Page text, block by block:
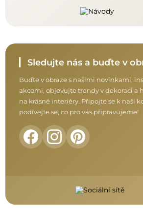
Sledujte nás a buďte v
Buďte v obraze s našimi novinkami,
akcemi, objevujte trendy v dekoraci a
na krásné interiéry. Připojte se k naší
podívejte se, co pro vás připravujeme!